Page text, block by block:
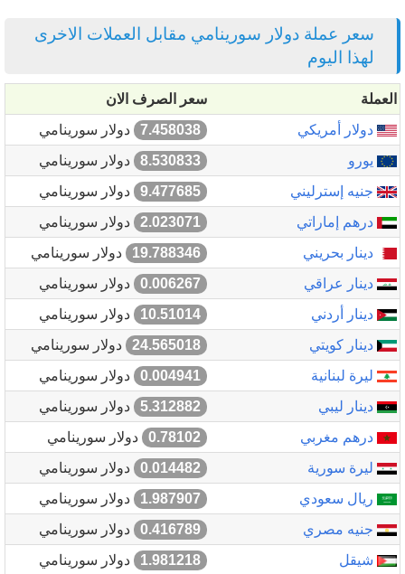
سعر عملة دولار سورينامي مقابل العملات الاخرى
لهذا اليوم
العملة
سعر الصرف الان
دولار أمريكي
7.458038
دولار سورينامي
يورو
8.530833
دولار سورينامي
جنيه إسترليني
9.477685
دولار سورينامي
درهم إماراتي
2.023071
دولار سورينامي
دينار بحريني
19.788346
دولار سورينامي
دينار عراقي
0.006267
دولار سورينامي
دينار أردني
10.51014
دولار سورينامي
دينار كويتي
24.565018
دولار سورينامي
ليرة لبنانية
0.004941
دولار سورينامي
دينار ليبي
5.312882
دولار سورينامي
درهم مغربي
0.78102
دولار سورينامي
ليرة سورية
0.014482
دولار سورينامي
ريال سعودي
1.987907
دولار سورينامي
جنيه مصري
0.416789
دولار سورينامي
شيقل
1.981218
دولار سورينامي